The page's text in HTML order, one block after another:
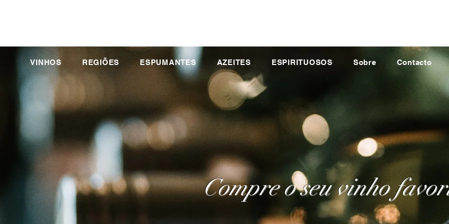
VINHOS REGIÕES ESPUMANTES AZEITES ESPIRITUOSOS Sobre Contacto
Compre o seu vinho